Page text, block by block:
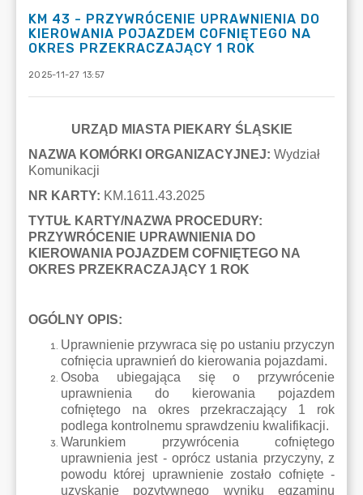
KM 43 - PRZYWRÓCENIE UPRAWNIENIA DO
KIEROWANIA POJAZDEM COFNIĘTEGO NA
OKRES PRZEKRACZAJĄCY 1 ROK
2025-11-27 13:57